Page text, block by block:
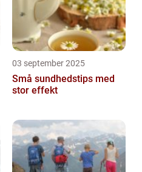
03 september 2025
Små sundhedstips med
stor effekt